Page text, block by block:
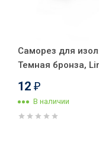
Саморез для
Темная бронза,
12 ₽
В наличии